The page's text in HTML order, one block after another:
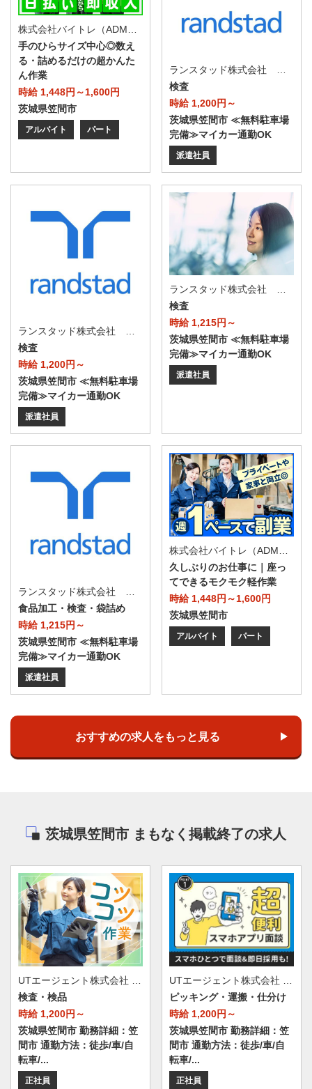
手のひらサイズ中心◎数え
る・詰めるだけの超かんた
ん作業
時給 1,448円～1,600円
茨城県笠間市
アルバイト パート
検査
時給 1,200円～
茨城県笠間市 ≪無料駐車場
完備≫マイカー通勤OK
派遣社員
検査
時給 1,200円～
茨城県笠間市 ≪無料駐車場
完備≫マイカー通勤OK
派遣社員
検査
時給 1,215円～
茨城県笠間市 ≪無料駐車場
完備≫マイカー通勤OK
派遣社員
食品加工・検査・袋詰め
時給 1,215円～
茨城県笠間市 ≪無料駐車場
完備≫マイカー通勤OK
派遣社員
株式会社バイトレ（ADM811208GT23）
久しぶりのお仕事に｜座っ
てできるモクモク軽作業
時給 1,448円～1,600円
茨城県笠間市
アルバイト パート
おすすめの求人をもっと見る
茨城県笠間市 まもなく掲載終了の求人
検査・検品
時給 1,200円～
茨城県笠間市 勤務詳細：笠
間市 通勤方法：徒歩/車/自
転車/...
正社員
ピッキング・運搬・仕分け
時給 1,200円～
茨城県笠間市 勤務詳細：笠
間市 通勤方法：徒歩/車/自
転車/...
正社員